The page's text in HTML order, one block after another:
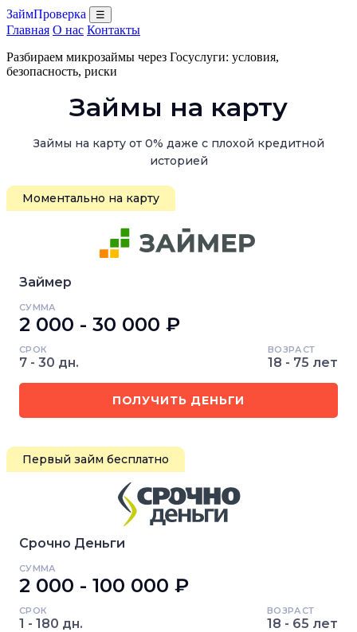
ЗаймПроверка ☰
Главная О нас Контакты
Разбираем микрозаймы через Госуслуги: условия,
безопасность, риски
Займы на карту
Займы на карту от 0% даже с плохой кредитной
историей
Моментально на карту
Займер
СУММА
2 000 - 30 000 ₽
СРОК
7 - 30 дн.
ВОЗРАСТ
18 - 75 лет
ПОЛУЧИТЬ ДЕНЬГИ
Первый займ бесплатно
Срочно Деньги
СУММА
2 000 - 100 000 ₽
СРОК
1 - 180 дн.
ВОЗРАСТ
18 - 65 лет